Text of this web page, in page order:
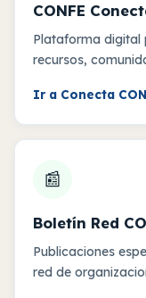
CONFE
Plataforma digital
recursos,
Ir a Conecta
📰
Boletín Red
Publicaciones
red de